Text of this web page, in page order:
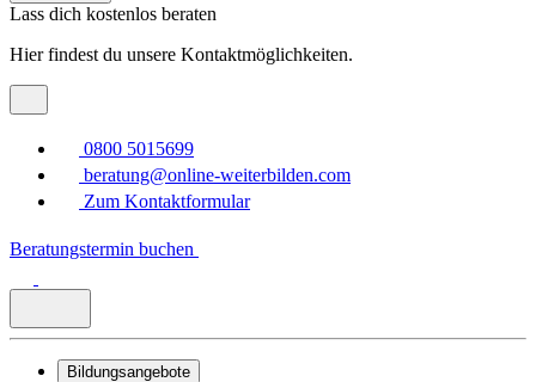
Lass dich kostenlos beraten
Hier findest du unsere Kontaktmöglichkeiten.
0800 5015699
beratung@online-weiterbilden.com
Zum Kontaktformular
Beratungstermin buchen
Bildungsangebote